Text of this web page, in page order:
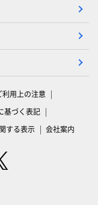
利用上の注意
基づく表記
する表示 会社案内